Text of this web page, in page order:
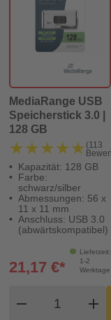
MediaRange USB
Speicherstick 3.0 |
128 GB
★★★★★
★★★★★ (113
Kapazität: 128 GB
Farbe:
schwarz/silber
Abmessungen: 56 x
11 x 11 mm
Anschluss: USB 3.0
(abwärtskompatibel)
Lieferzeit:
1-2
Werktage
21,17 €*
remove
Produkt
add